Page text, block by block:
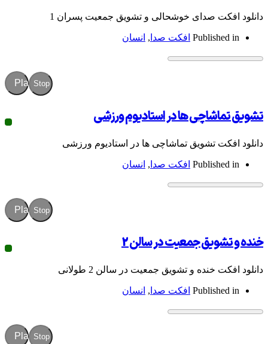
صدای خوشحالی و تشویق جمعیت پسران 1
افکت صدا,انسان
ها در استادیوم ورزشی
تشویق تماشاچی ها در استادیوم ورزشی
افکت صدا,انسان
جمعیت در سالن 2
و تشویق جمعیت در سالن 2 طولانی
افکت صدا,انسان